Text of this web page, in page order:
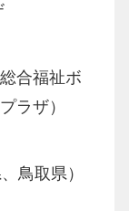
合福祉ボ
ラザ）
鳥取県）